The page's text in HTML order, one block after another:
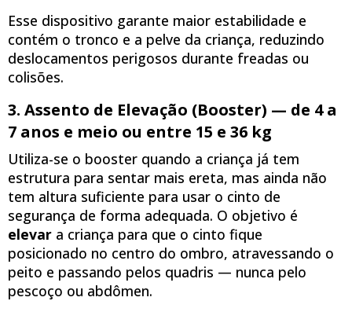
Esse dispositivo garante maior estabilidade e
contém o tronco e a pelve da criança, reduzindo
deslocamentos perigosos durante freadas ou
colisões.
3. Assento de Elevação (Booster) — de 4 a
7 anos e meio ou entre 15 e 36 kg
Utiliza-se o booster quando a criança já tem
estrutura para sentar mais ereta, mas ainda não
tem altura suficiente para usar o cinto de
segurança de forma adequada. O objetivo é
elevar a criança para que o cinto fique
posicionado no centro do ombro, atravessando o
peito e passando pelos quadris — nunca pelo
pescoço ou abdômen.